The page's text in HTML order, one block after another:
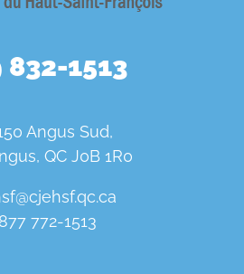
832-1513
Angus Sud,
QC J0B 1R0
772-1513